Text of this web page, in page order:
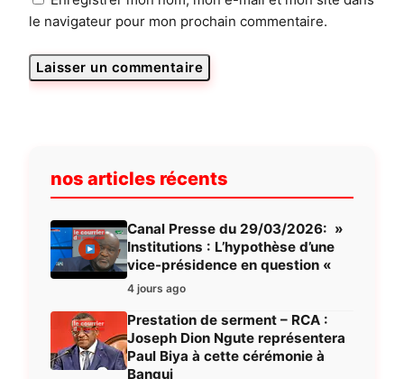
le navigateur pour mon prochain commentaire.
nos articles récents
Canal Presse du 29/03/2026: »
Institutions : L’hypothèse d’une
vice-présidence en question «
4 jours ago
Prestation de serment – RCA :
Joseph Dion Ngute représentera
Paul Biya à cette cérémonie à
Bangui